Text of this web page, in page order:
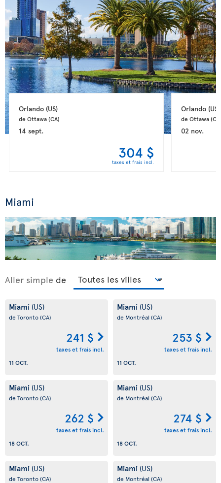
Orlando (US)
de Ottawa (CA)
14 sept.
304 $
taxes et frais incl.
Orlando (US)
de Ottawa
02 nov.
Miami
Aller simple de
Miami (US)
de Toronto(CA)
241 $
taxes et frais incl.
11 OCT.
Miami (US)
de Montréal (CA)
253 $
taxes et frais incl.
11 OCT.
Miami (US)
de Toronto(CA)
262 $
taxes et frais incl.
18 OCT.
Miami (US)
de Montréal (CA)
274 $
taxes et frais incl.
18 OCT.
Miami (US)
de Toronto(CA)
Miami (US)
de Montréal (CA)